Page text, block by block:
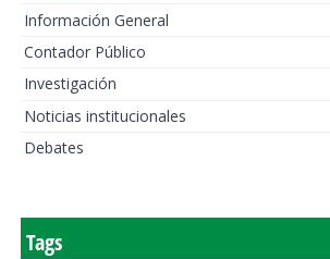
Información General
Contador Público
Investigación
Noticias institucionales
Debates
Tags